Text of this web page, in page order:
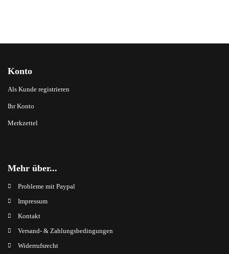
Konto
Als Kunde registrieren
Ihr Konto
Merkzettel
Mehr über...
Probleme mit Paypal
Impressum
Kontakt
Versand- & Zahlungsbedingungen
Widerrufsrecht